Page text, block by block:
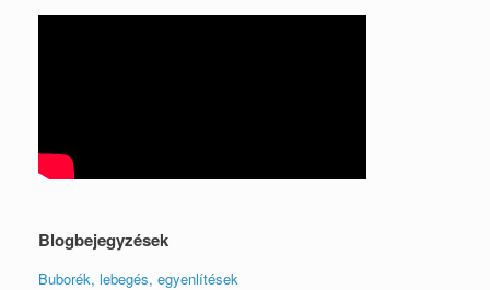
Blogbejegyzések
Buborék, lebegés, egyenlítések